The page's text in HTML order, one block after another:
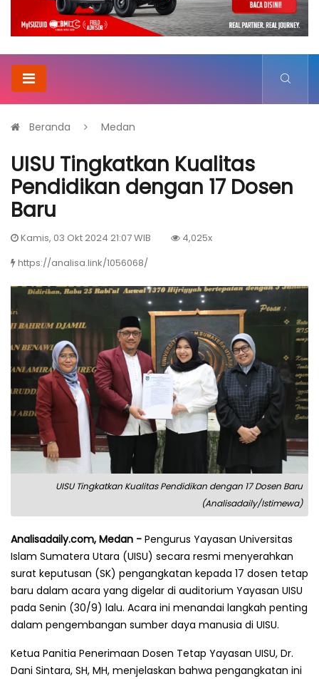
Beranda Medan
UISU Tingkatkan Kualitas
Pendidikan dengan 17 Dosen
Baru
Kamis, 03 Okt 2024 21:07 WIB
4,025x
https://analisa.link/1056068/
UISU Tingkatkan Kualitas Pendidikan dengan 17 Dosen Baru
(Analisadaily/Istimewa)
Analisadaily.com, Medan - Pengurus Yayasan Universitas
Islam Sumatera Utara (UISU) secara resmi menyerahkan
surat keputusan (SK) pengangkatan kepada 17 dosen tetap
baru dalam acara yang digelar di auditorium Yayasan UISU
pada Senin (30/9) lalu. Acara ini menandai langkah penting
dalam pengembangan sumber daya manusia di UISU.
Ketua Panitia Penerimaan Dosen Tetap Yayasan UISU, Dr.
Dani Sintara, SH, MH, menjelaskan bahwa pengangkatan ini